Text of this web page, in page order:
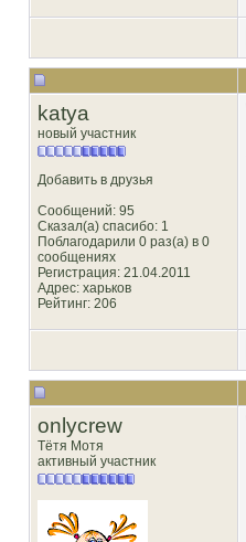
katya
новый участник
Добавить в друзья
Сообщений: 95
Сказал(а) спасибо: 1
Поблагодарили 0 раз(а) в 0
сообщениях
Регистрация: 21.04.2011
Адрес: харьков
Рейтинг: 206
onlycrew
Тётя Мотя
активный участник